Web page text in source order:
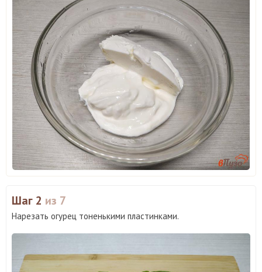
Шаг 2 из 7
Нарезать огурец тоненькими пластинками.